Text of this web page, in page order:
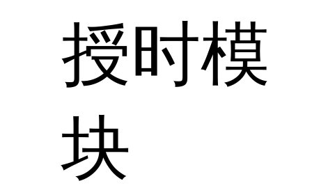
授时模
块